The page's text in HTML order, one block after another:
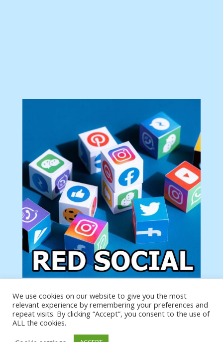
Tu anuncio va aquí
Podemos poner tu anuncio aquí con un link de tu
producto o página
We use cookies on our website to give you the most
relevant experience by remembering your preferences and
repeat visits. By clicking “Accept”, you consent to the use of
ALL the cookies.